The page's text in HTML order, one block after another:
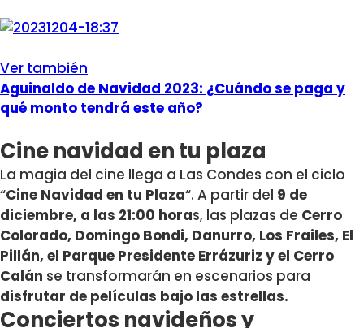
Ver también
Aguinaldo de Navidad 2023: ¿Cuándo se paga y
qué monto tendrá este año?
Cine navidad en tu plaza
La magia del cine llega a Las Condes con el ciclo
“Cine Navidad en tu Plaza“. A partir del 9 de
diciembre, a las 21:00 horas, las plazas de Cerro
Colorado, Domingo Bondi, Danurro, Los Frailes, El
Pillán, el Parque Presidente Errázuriz y el Cerro
Calán se transformarán en escenarios para
disfrutar de películas bajo las estrellas.
Conciertos navideños y